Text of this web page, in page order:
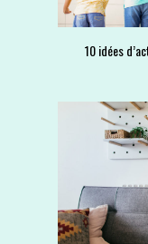
10 idées